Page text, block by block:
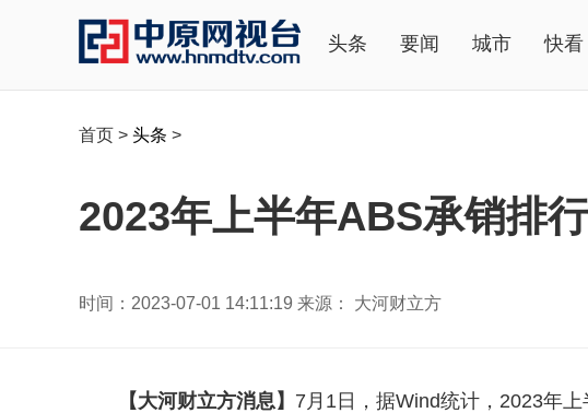
头条 要闻 城市 快看
首页 > 头条 >
2023年上半年ABS承销排
时间：2023-07-01 14:11:19 来源： 大河财立方
【大河财立方消息】 7月1日，据Wind统计，2023年